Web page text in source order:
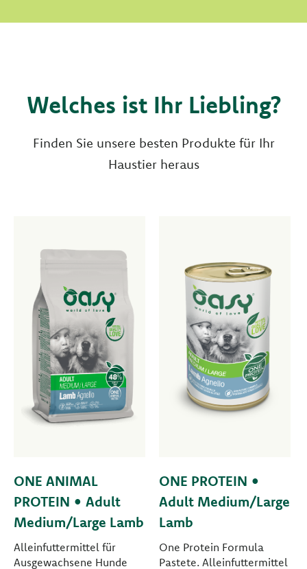
Welches ist Ihr Liebling?
Finden Sie unsere besten Produkte für Ihr
Haustier heraus
ONE ANIMAL
PROTEIN • Adult
Medium/Large Lamb
Alleinfuttermittel für
Ausgewachsene Hunde
ONE PROTEIN •
Adult Medium/Large
Lamb
One Protein Formula
Pastete. Alleinfuttermittel